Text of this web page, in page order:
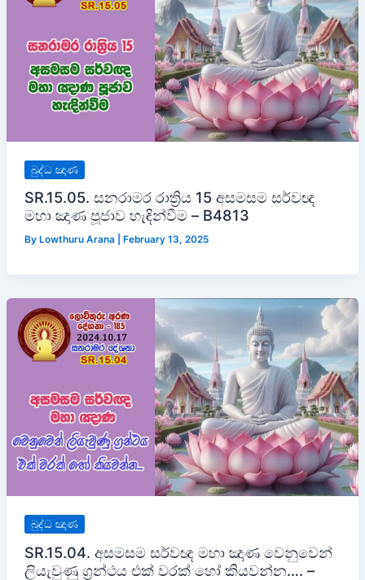
බුද්ධ ඤාණ
SR.15.05. සනරාමර රාත්‍රිය 15 අසමසම සර්වඥ
මහා ඤාණ පූජාව හැඳින්වීම – B4813
By Lowthuru Arana February 13, 2025
බුද්ධ ඤාණ
SR.15.04. අසමසම සර්වඥ මහා ඤාණ වෙනුවෙන්
ලියැවුණු ග්‍රන්ථය එක් වරක් හෝ කියවන්න…. –